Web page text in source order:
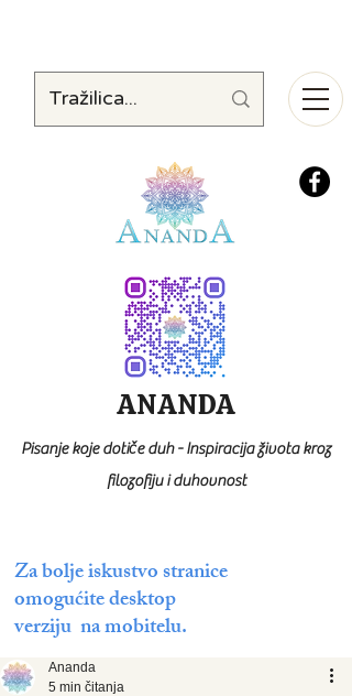
Za bolje iskustvo stranice
omogućite desktop
verziju na mobitelu.
ANANDA
Pisanje koje dotiče duh - Inspiracija života kroz
filozofiju i duhovnost
Ananda
5 min čitanja